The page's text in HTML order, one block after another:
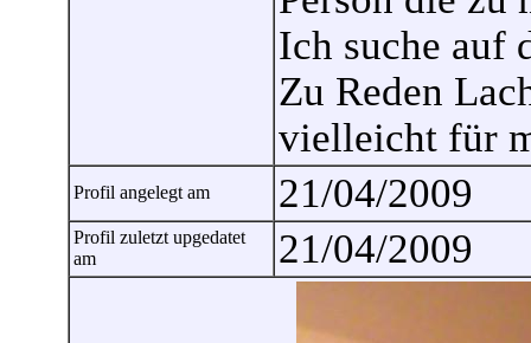
Ich suche auf
Zu Reden
vielleicht für
Profil angelegt am 21/04/2009
Profil zuletzt upgedatet
am
21/04/2009